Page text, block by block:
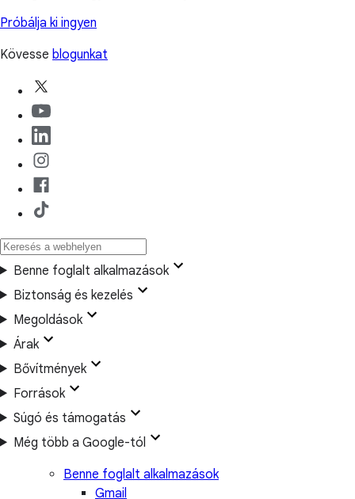
Próbálja ki ingyen
Kövesse blogunkat
Benne foglalt alkalmazások
Biztonság és kezelés
Megoldások
Árak
Bővítmények
Források
Súgó és támogatás
Még több a Google-tól
Benne foglalt alkalmazások
Gmail